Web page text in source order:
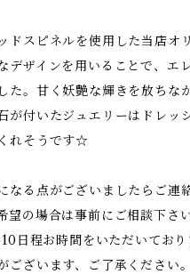
ドスピネルを使用した当店
デザインを用いることで、
た。甘く妖艶な輝きを放ち
が付いたジュエリーはドレ
れそうです☆
なる点がございましたらご連
望の場合は事前にご相談下さ
日程お時間をいただいており
ざいます、ご了承ください。